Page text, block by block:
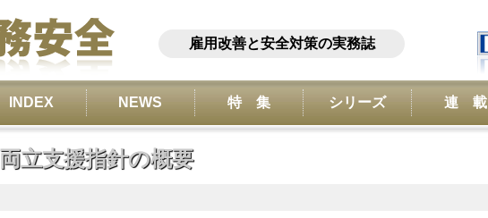
雇用改善と安全対策の実務誌
INDEX NEWS 特 集 シリーズ 連 載
立支援指針の概要